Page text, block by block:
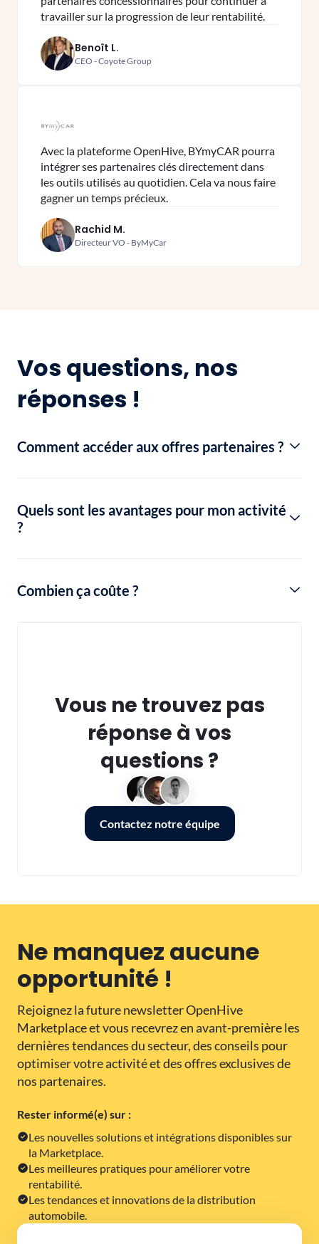
travailler sur la progression de leur rentabilité.
Benoît L.
CEO - Coyote Group
Avec la plateforme OpenHive, BYmyCAR pourra
intégrer ses partenaires clés directement dans
les outils utilisés au quotidien. Cela va nous faire
gagner un temps précieux.
Rachid M.
Directeur VO - ByMyCar
Vos questions, nos
réponses !
Comment accéder aux offres partenaires ?
Quels sont les avantages pour mon activité
?
Combien ça coûte ?
Vous ne trouvez pas
réponse à vos
questions ?
Contactez notre équipe
Ne manquez aucune
opportunité !
Rejoignez la future newsletter OpenHive
Marketplace et vous recevrez en avant-première les
dernières tendances du secteur, des conseils pour
optimiser votre activité et des offres exclusives de
nos partenaires.
Rester informé(e) sur :
Les nouvelles solutions et intégrations disponibles sur
la Marketplace.
Les meilleures pratiques pour améliorer votre
rentabilité.
Les tendances et innovations de la distribution
automobile.